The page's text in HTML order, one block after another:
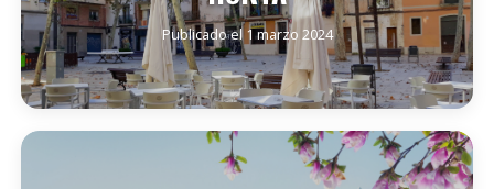
Publicado el 1 marzo 2024
SEGUIR LEYENDO